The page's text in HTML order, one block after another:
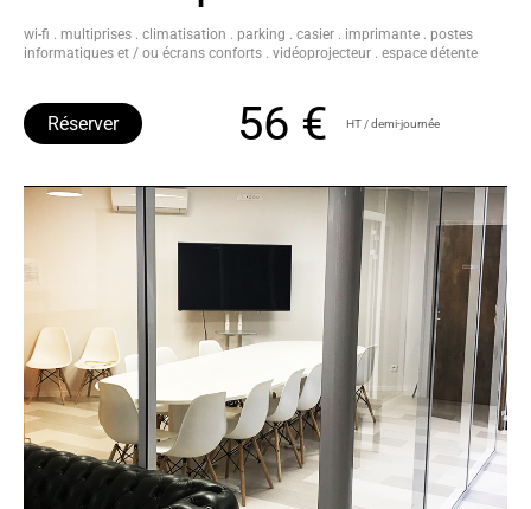
wi-fi . multiprises . climatisation . parking . casier . imprimante . postes
informatiques et / ou écrans conforts . vidéoprojecteur . espace détente
56 € HT / demi-journée
Réserver